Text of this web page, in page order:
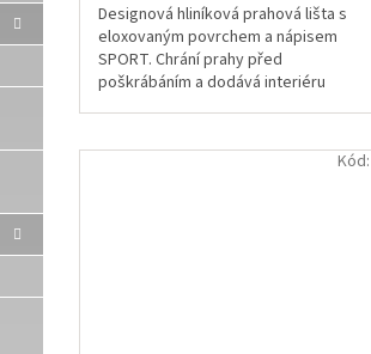
Designová hliníková prahová lišta s
eloxovaným povrchem a nápisem
SPORT. Chrání prahy před
poškrábáním a dodává interiéru
Kód: